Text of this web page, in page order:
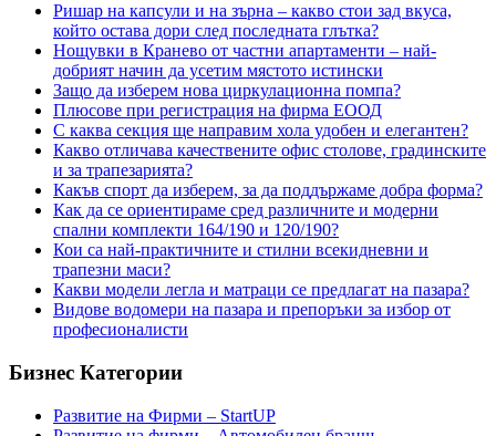
Ришар на капсули и на зърна – какво стои зад вкуса,
който остава дори след последната глътка?
Нощувки в Кранево от частни апартаменти – най-
добрият начин да усетим мястото истински
Защо да изберем нова циркулационна помпа?
Плюсове при регистрация на фирма ЕООД
С каква секция ще направим хола удобен и елегантен?
Какво отличава качествените офис столове, градинските
и за трапезарията?
Какъв спорт да изберем, за да поддържаме добра форма?
Как да се ориентираме сред различните и модерни
спални комплекти 164/190 и 120/190?
Кои са най-практичните и стилни всекидневни и
трапезни маси?
Какви модели легла и матраци се предлагат на пазара?
Видове водомери на пазара и препоръки за избор от
професионалисти
Бизнес Категории
Развитие на Фирми – StartUP